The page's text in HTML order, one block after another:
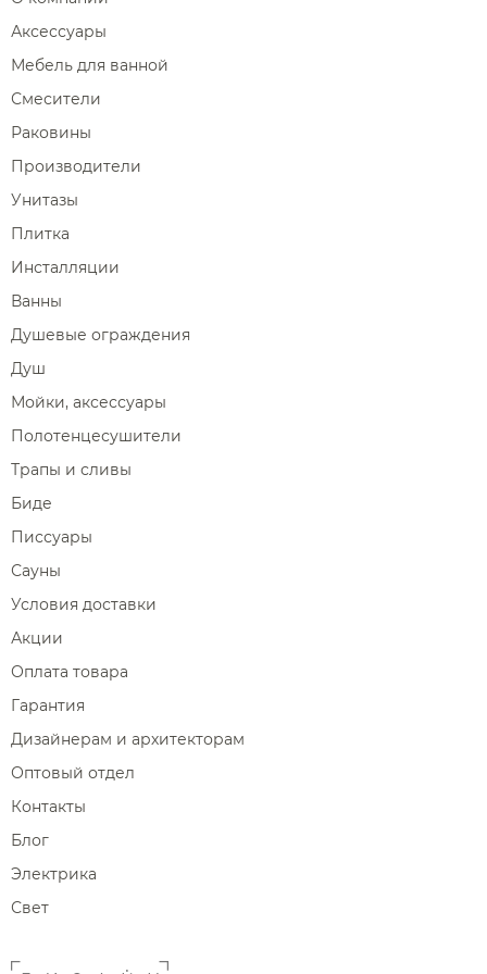
Аксессуары
Мебель для ванной
Смесители
Раковины
Производители
Унитазы
Плитка
Инсталляции
Ванны
Душевые ограждения
Душ
Мойки, аксессуары
Полотенцесушители
Трапы и сливы
Биде
Писсуары
Сауны
Условия доставки
Акции
Оплата товара
Гарантия
Дизайнерам и архитекторам
Оптовый отдел
Контакты
Блог
Электрика
Свет